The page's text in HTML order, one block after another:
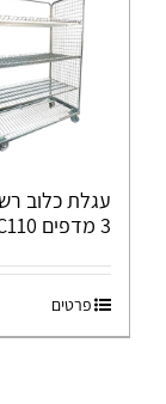
עגלת כלוב
3 מדפים C110
פרטים